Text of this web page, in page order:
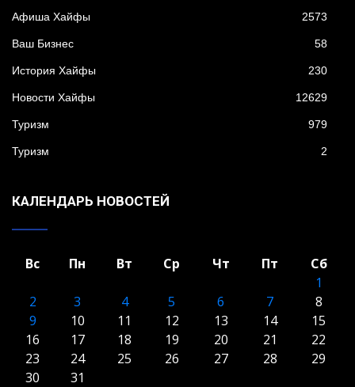
Афиша Хайфы 2573
Ваш Бизнес 58
История Хайфы 230
Новости Хайфы 12629
Туризм 979
Туризм 2
КАЛЕНДАРЬ НОВОСТЕЙ
Вс Пн Вт Ср Чт Пт
Сб
1
2
3 4 5 6 7
8
9
10 11 12 13 14
15
16
17 18 19 20 21
22
23
24 25 26 27 28
29
30
31